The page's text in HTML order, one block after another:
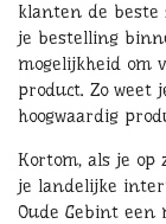
klanten de beste
je bestelling
mogelijkheid om
product. Zo
hoogwaardig
Kortom, als je op
je landelijke
Oude Gebint een